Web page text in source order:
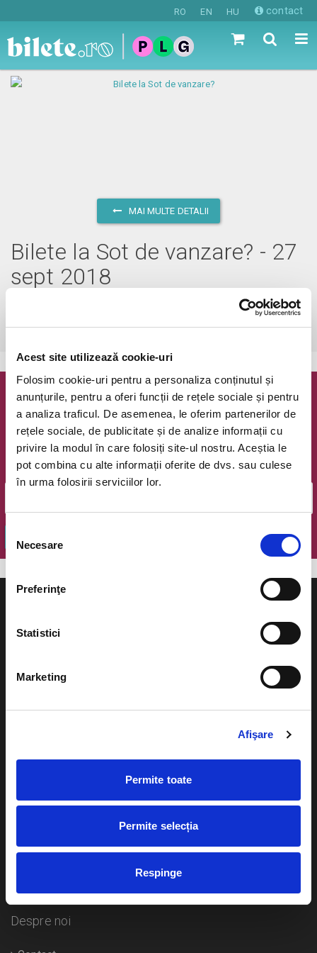
Acest site utilizează cookie-uri
Folosim cookie-uri pentru a personaliza conținutul și
anunțurile, pentru a oferi funcții de rețele sociale și pentru
a analiza traficul. De asemenea, le oferim partenerilor de
rețele sociale, de publicitate și de analize informații cu
privire la modul în care folosiți site-ul nostru. Aceștia le
pot combina cu alte informații oferite de dvs. sau culese
în urma folosirii serviciilor lor.
consimțământului
Necesare
Preferinţe
Statistici
Marketing
Afişare
Permite toate
Permite selecția
Respinge
RO EN HU contact
MAI MULTE DETALII
Bilete la Sot de vanzare? - 27
sept 2018
Bucuresti, The Hubvezi pe harta
Newsletter @ Bilete.ro
Oferte exclusive si o editie saptamanala cu cele mai noi
evenimente.
Email
Plata online sau cash
Livrare prin curier
Duplicare bilete
Concerte si
Despre noi